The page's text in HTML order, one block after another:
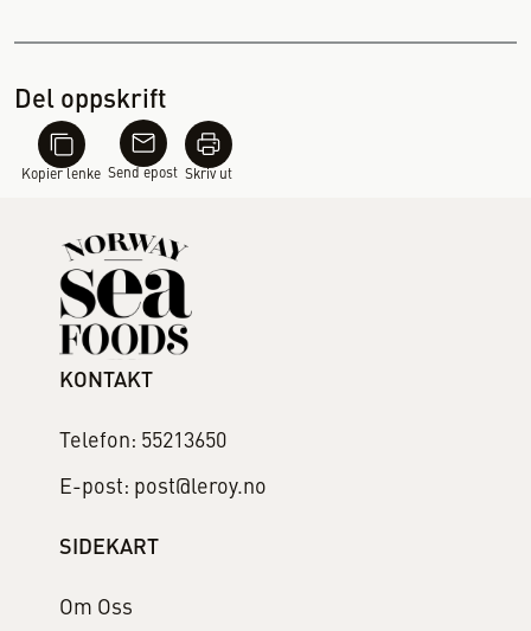
Del oppskrift
Kopier lenke Send epost Skriv ut
KONTAKT
Telefon: 55213650
E-post: post@leroy.no
SIDEKART
Om Oss